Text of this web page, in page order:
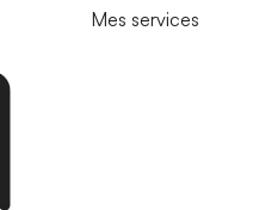
Mes services